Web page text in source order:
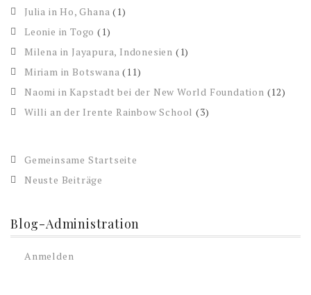
Julia in Ho, Ghana (1)
Leonie in Togo (1)
Milena in Jayapura, Indonesien (1)
Miriam in Botswana (11)
Naomi in Kapstadt bei der New World Foundation (12)
Willi an der Irente Rainbow School (3)
Gemeinsame Startseite
Neuste Beiträge
Blog-Administration
Anmelden